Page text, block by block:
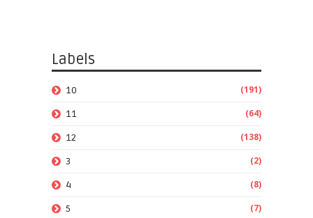
Labels
10 (191)
11 (64)
12 (138)
3 (2)
4 (8)
5 (7)